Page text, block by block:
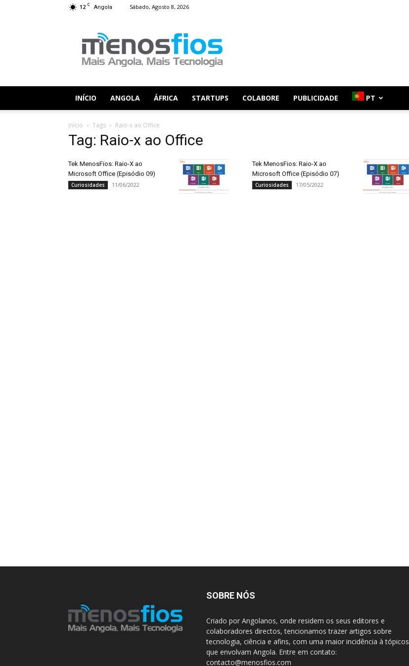
12 C Angola Sábado, Agosto 8, 2026
Fios
INÍCIO ANGOLA ÁFRICA STARTUPS COLABORE PUBLICIDADE PT
Início Tags Raio-x ao Office
Tag: Raio-x ao Office
Tek MenosFios: Raio-X ao
Microsoft Office (Episódio 09)
Curiosidades 11/06/2022
Tek MenosFios: Raio-X ao
Microsoft Office (Episódio 07)
Curiosidades 17/05/2022
SOBRE NÓS
Criado por Angolanos, onde residem os seus editores e
colaboradores directos, tencionamos trazer artigos sobre
tecnologia, ciência e afins, com uma maior incidência à tópicos
que envolvam Angola. Entre em contato:
contacto@menosfios.com